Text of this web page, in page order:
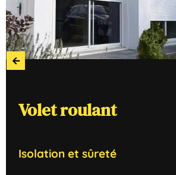
Voletroulant
Isolation et sûreté
Voletbattant
Le plus économique
Voletpliant
Gain de place et discrétion
Voletcoulissant
Moderne et pratique